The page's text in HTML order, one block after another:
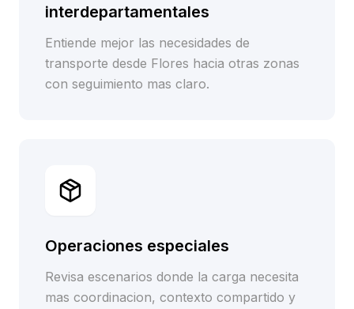
interdepartamentales
Entiende mejor las necesidades de
transporte desde Flores hacia otras zonas
con seguimiento mas claro.
Operaciones especiales
Revisa escenarios donde la carga necesita
mas coordinacion, contexto compartido y